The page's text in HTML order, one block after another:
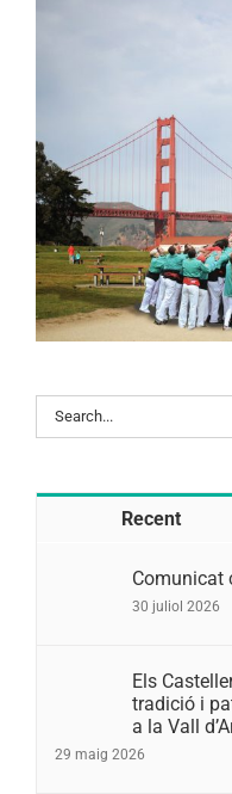
Search
for:
Recent
Comunicat
30 juliol 2026
Els
tradició i
a la Vall
29 maig 2026